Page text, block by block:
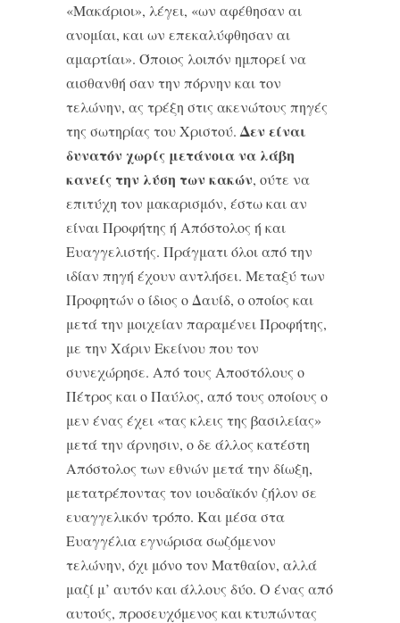
«Μακάριοι», λέγει, «ων αφέθησαν αι
ανομίαι, και ων επεκαλύφθησαν αι
αμαρτίαι». Όποιος λοιπόν ημπορεί να
αισθανθή σαν την πόρνην και τον
τελώνην, ας τρέξη στις ακενώτους πηγές
της σωτηρίας του Χριστού. Δεν είναι
δυνατόν χωρίς μετάνοια να λάβη
κανείς την λύση των κακών, ούτε να
επιτύχη τον μακαρισμόν, έστω και αν
είναι Προφήτης ή Απόστολος ή και
Ευαγγελιστής. Πράγματι όλοι από την
ιδίαν πηγή έχουν αντλήσει. Μεταξύ των
Προφητών ο ίδιος ο Δαυίδ, ο οποίος και
μετά την μοιχείαν παραμένει Προφήτης,
με την Χάριν Εκείνου που τον
συνεχώρησε. Από τους Αποστόλους ο
Πέτρος και ο Παύλος, από τους οποίους ο
μεν ένας έχει «τας κλεις της βασιλείας»
μετά την άρνησιν, ο δε άλλος κατέστη
Απόστολος των εθνών μετά την δίωξη,
μετατρέποντας τον ιουδαϊκόν ζήλον σε
ευαγγελικόν τρόπο. Και μέσα στα
Ευαγγέλια εγνώρισα σωζόμενον
τελώνην, όχι μόνο τον Ματθαίον, αλλά
μαζί μ’ αυτόν και άλλους δύο. Ο ένας από
αυτούς, προσευχόμενος και κτυπώντας